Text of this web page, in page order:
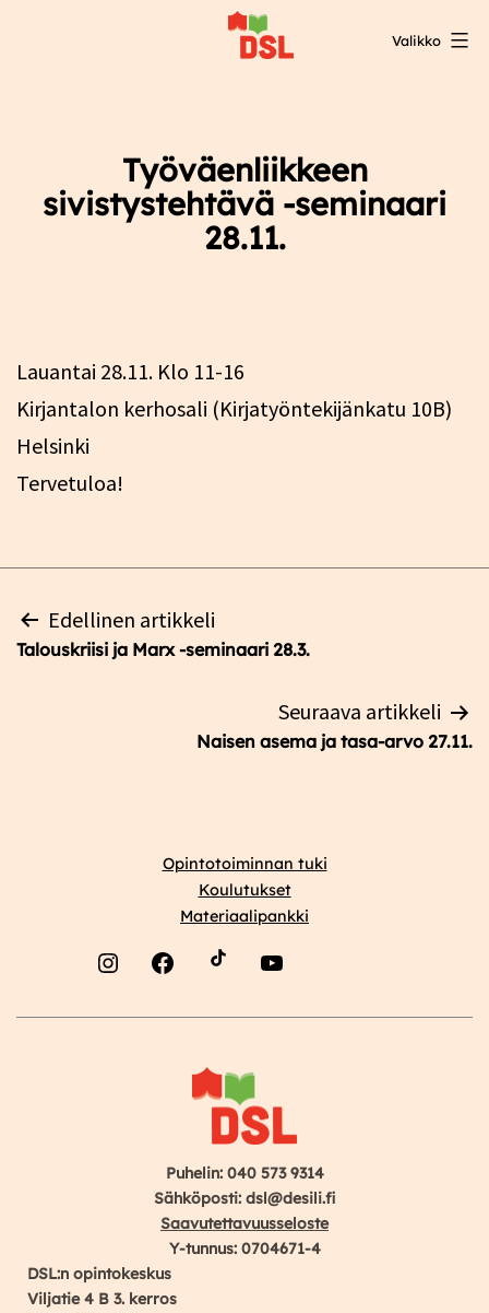
Valikko
Työväenliikkeen
sivistystehtävä -seminaari
28.11.
Lauantai 28.11. Klo 11-16
Kirjantalon kerhosali (Kirjatyöntekijänkatu 10B)
Helsinki
Tervetuloa!
Artikkelien
selaus
Edellinen artikkeli
Talouskriisi ja Marx -seminaari 28.3.
Seuraava artikkeli
Naisen asema ja tasa-arvo 27.11.
Opintotoiminnan tuki
Koulutukset
Materiaalipankki
Puhelin: 040 573 9314
Sähköposti: dsl@desili.fi
Saavutettavuusseloste
Y-tunnus: 0704671-4
DSL:n opintokeskus
Viljatie 4 B 3. kerros